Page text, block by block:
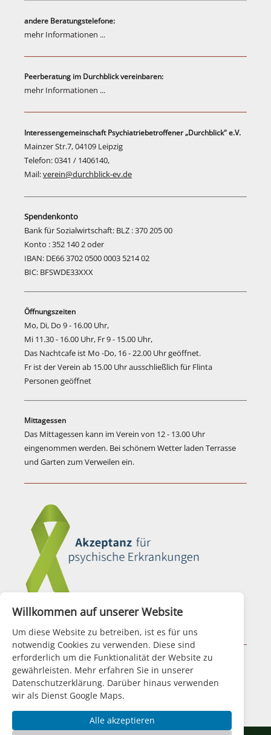
andere Beratungstelefone:
mehr Informationen ...
Peerberatung im Durchblick vereinbaren:
mehr Informationen ...
Interessengemeinschaft Psychiatriebetroffener „Durchblick" e.V.
Mainzer Str.7, 04109 Leipzig
Telefon: 0341 / 1406140,
Mail:verein@durchblick-ev.de
Spendenkonto
Bank für Sozialwirtschaft: BLZ : 370 205 00
Konto : 352 140 2 oder
IBAN: DE66 3702 0500 0003 5214 02
BIC: BFSWDE33XXX
Öffnungszeiten
Mo, Di, Do 9 - 16.00 Uhr,
Mi 11.30 - 16.00 Uhr, Fr 9 - 15.00 Uhr,
Das Nachtcafe ist Mo -Do, 16 - 22.00 Uhr geöffnet.
Fr ist der Verein ab 15.00 Uhr ausschließlich für Flinta
Personen geöffnet
Mittagessen
Das Mittagessen kann im Verein von 12 - 13.00 Uhr
eingenommen werden. Bei schönem Wetter laden Terrasse
und Garten zum Verweilen ein.
Impressum | Datenschutz| Disclaimer
Willkommen auf unserer Website
Um diese Website zu betreiben, ist es für uns
notwendig Cookies zu verwenden. Diese sind
erforderlich um die Funktionalität der Website zu
gewährleisten. Mehr erfahren Sie in unserer
Datenschutzerklärung. Darüber hinaus verwenden
wir als Dienst Google Maps.
Alle akzeptieren